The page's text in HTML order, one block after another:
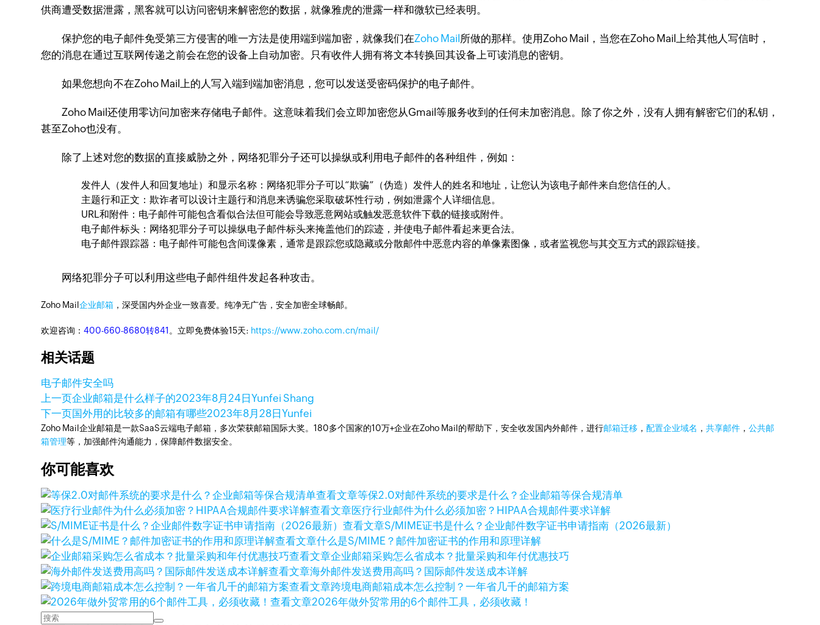
供商遭受数据泄露，黑客就可以访问密钥来解​​密您的数据，就像雅虎的泄露一样和微软已经表明。
保护您的电子邮件免受第三方侵害的唯一方法是使用端到端加密，就像我们在Zoho Mail 所做的那样。使用Zoho Mail，当您在Zoho Mail上给其他人写信时，
您的消息在通过互联网传递之前会在您的设备上自动加密。只有收件人拥有将文本转换回其设备上可读消息的密钥。
如果您想向不在Zoho Mail上的人写入端到端加密消息，您可以发送受密码保护的电子邮件。
Zoho Mail还使用零访问加密来存储电子邮件。这意味着我们会立即加密您从Gmail等服务收到的任何未加密消息。除了你之外，没有人拥有解密它们的私钥，
甚至Zoho也没有。
除了上述对您的数据的直接威胁之外，网络犯罪分子还可以操纵或利用电子邮件的各种组件，例如：
发件人（发件人和回复地址）和显示名称：网络犯罪分子可以“欺骗”（伪造）发件人的姓名和地址，让您认为该电子邮件来自您信任的人。
主题行和正文：欺诈者可以设计主题行和消息来诱骗您采取破坏性行动，例如泄露个人详细信息。
URL和附件：电子邮件可能包含看似合法但可能会导致恶意网站或触发恶意软件下载的链接或附件。
电子邮件标头：网络犯罪分子可以操纵电子邮件标头来掩盖他们的踪迹，并使电子邮件看起来更合法。
电子邮件跟踪器：电子邮件可能包含间谍像素，通常是跟踪您或隐藏或分散邮件中恶意内容的单像素图​​像，或者监视您与其交互方式的跟踪链接。
网络犯罪分子可以利用这些电子邮件组件发起各种攻击。
Zoho Mail企业邮箱 ，深受国内外企业一致喜爱。纯净无广告，安全加密全球畅邮。
欢迎咨询：400-660-8680转841 。立即免费体验15天: https://www.zoho.com.cn/mail/
相关话题
电子邮件安全吗
上一页企业邮箱是什么样子的2023年8月24日Yunfei Shang
下一页国外用的比较多的邮箱有哪些2023年8月28日Yunfei
Zoho Mail企业邮箱是一款SaaS云端电子邮箱，多次荣获邮箱国际大奖。180多个国家的10万+企业在Zoho Mail的帮助下，安全收发国内外邮件，进行邮箱迁移 ，配置企业域名 ，共享邮件 ，公共邮
箱管理等，加强邮件沟通能力，保障邮件数据安全。
你可能喜欢
查看文章等保2.0对邮件系统的要求是什么？企业邮箱等保合规清单
查看文章医疗行业邮件为什么必须加密？HIPAA合规邮件要求详解
查看文章S/MIME证书是什么？企业邮件数字证书申请指南（2026最新）
查看文章什么是S/MIME？邮件加密证书的作用和原理详解
查看文章企业邮箱采购怎么省成本？批量采购和年付优惠技巧
查看文章海外邮件发送费用高吗？国际邮件发送成本详解
查看文章跨境电商邮箱成本怎么控制？一年省几千的邮箱方案
查看文章2026年做外贸常用的6个邮件工具，必须收藏！